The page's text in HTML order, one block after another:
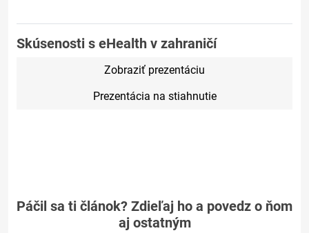
Skúsenosti s eHealth v zahraničí
Zobraziť prezentáciu
Prezentácia na stiahnutie
Páčil sa ti článok? Zdieľaj ho a povedz o ňom
aj ostatným